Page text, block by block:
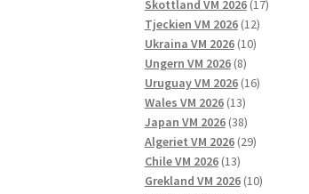
produkter
Skottland VM 2026 1717
Tjeckien VM 2026 1212
produkter
Ukraina VM 2026 1010
Ungern VM 2026 88
produkter
Uruguay VM 2026 1616
Wales VM 2026 1313
produkter
Japan VM 2026 3838
produkter
Algeriet VM 2026 2929
Chile VM 2026 1313
produkter
Grekland VM 2026 1010